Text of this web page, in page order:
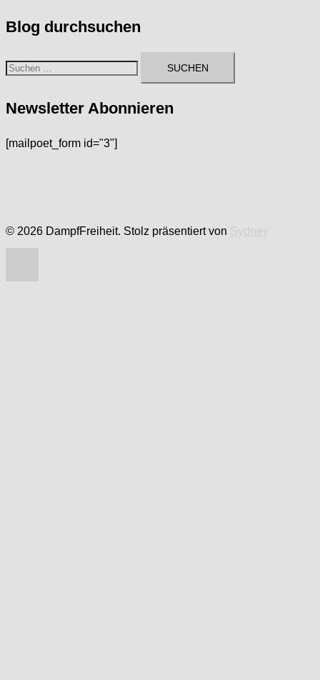
Blog durchsuchen
Suchen
Newsletter Abonnieren
[mailpoet_form id="3"]
© 2026 DampfFreiheit. Stolz präsentiert von